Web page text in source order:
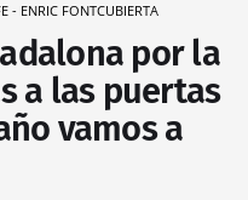
ENRIC FONTCUBIERTA
por la
a las puertas
vamos a